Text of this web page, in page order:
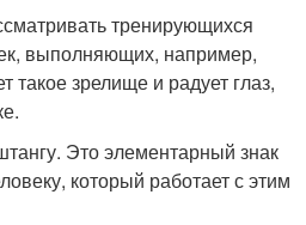
тренирующихся
выполняющих, например,
зрелище и радует глаз,
Это элементарный знак
который работает с этим